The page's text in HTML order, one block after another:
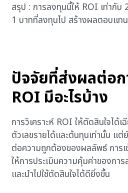
สรุป : การลงทุนนี้ให้ ROI เท่ากั
1 บาทที่ลงทุนไป สร้างผลตอบแท
ปัจจัยที่ส่งผลต่อก
ROI มีอะไรบ้าง
การวิเคราะห์ ROI ให้ตัดสินใจได้
ตัวเลขรายได้และต้นทุนเท่านั้น แ
ต่อความถูกต้องของผลลัพธ์ การเ
ให้การประเมินความคุ้มค่าของกา
และนำไปใช้ตัดสินใจได้ดียิ่งขึ้น